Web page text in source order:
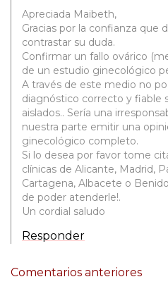
Apreciada Maibeth,
Gracias por la confianza que
contrastar su duda.
Confirmar un fallo ovárico
de un estudio ginecológico
A través de este medio no
diagnóstico correcto y fiable
aislados.. Sería una
nuestra parte emitir una
ginecológico completo.
Si lo desea por favor tome
clínicas de Alicante, Madrid,
Cartagena, Albacete o
de poder atenderle!.
Un cordial saludo
Responder
NAVEGACIÓN
Comentarios anteriores